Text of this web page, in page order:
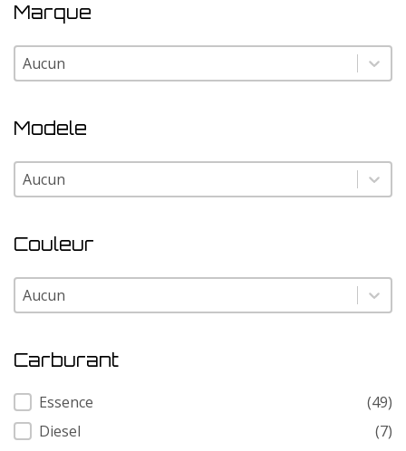
Marque
Marque
Marque
Modele
Modele
Modele
Couleur
Couleur
Couleur
Carburant
Carburant
Essence
(49)
Diesel
(7)